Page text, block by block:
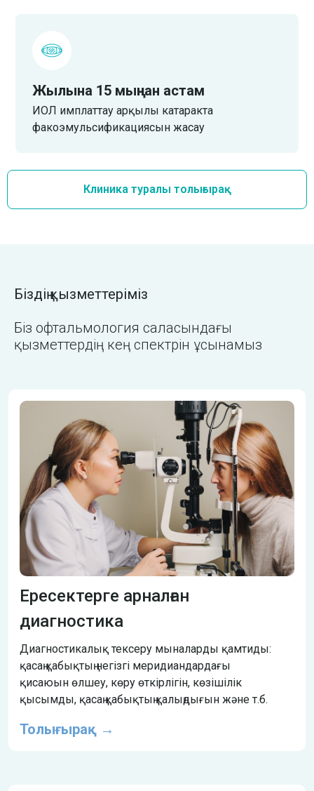
Жылына 15 мыңнан астам
ИОЛ имплаттау арқылы катаракта
факоэмульсификациясын жасау
Клиника туралы толығырақ
Біздің қызметтеріміз
Біз офтальмология саласындағы
қызметтердің кең спектрін ұсынамыз
Ересектерге арналған
диагностика
Диагностикалық тексеру мыналарды қамтиды:
қасаң қабықтың негізгі меридиандардағы
қисаюын өлшеу, көру өткірлігін, көзішілік
қысымды, қасаң қабықтың қалыңдығын және т.б.
Толығырақ →